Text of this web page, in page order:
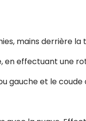
mains derrière la
en effectuant une
gauche et le coude